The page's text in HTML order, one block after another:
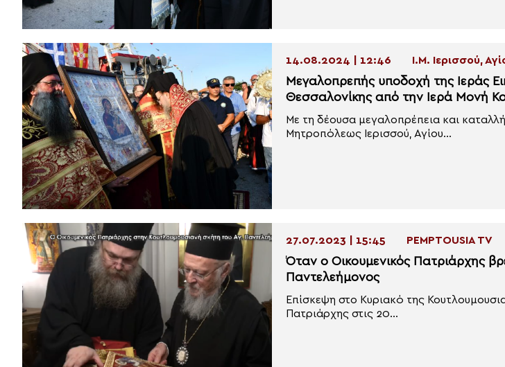
14.08.2024 | 12:46 Ι.Μ. Ιερισσού,
Μεγαλοπρεπής υποδοχή της Ιεράς
Θεσσαλονίκης από την Ιερά Μονή
Με τη δέουσα μεγαλοπρέπεια και
Μητροπόλεως Ιερισσού, Αγίου...
27.07.2023 | 15:45 PEMPTOUSIA TV
Όταν ο Οικουμενικός Πατριάρχης
Παντελεήμονος
Επίσκεψη στο Κυριακό της
Πατριάρχης στις 20...